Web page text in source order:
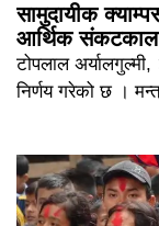
सामुदायीक
आर्थिक संकटकाल
टोपलाल
निर्णय गरेको छ ।